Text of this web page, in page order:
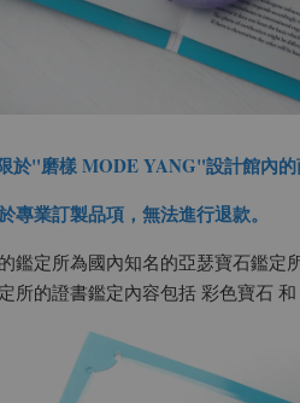
於"磨樣 MODE YANG"設計館內的
專業訂製品項，無法進行退款。
鑑定所為國內知名的亞瑟寶石鑑定所
所的證書鑑定內容包括 彩色寶石 和